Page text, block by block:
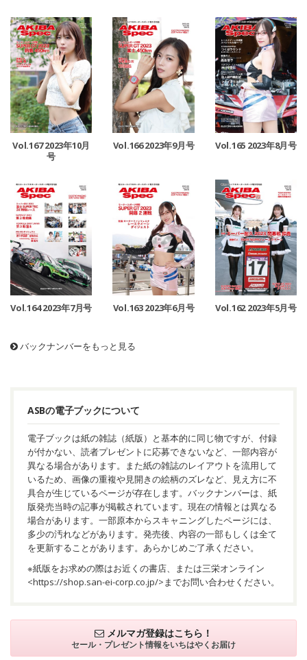
Vol.167 2023年10月
号
Vol.166 2023年9月号 Vol.165 2023年8月号
Vol.164 2023年7月号 Vol.163 2023年6月号 Vol.162 2023年5月号
バックナンバーをもっと見る
ASBの電子ブックについて
電子ブックは紙の雑誌（紙版）と基本的に同じ物ですが、付録
が付かない、読者プレゼントに応募できないなど、一部内容が
異なる場合があります。また紙の雑誌のレイアウトを流用して
いるため、画像の重複や見開きの絵柄のズレなど、見え方に不
具合が生じているページが存在します。バックナンバーは、紙
版発売当時の記事が掲載されています。現在の情報とは異なる
場合があります。一部原本からスキャニングしたページには、
多少の汚れなどがあります。発売後、内容の一部もしくは全て
を更新することがあります。あらかじめご了承ください。
※紙版をお求めの際はお近くの書店、または三栄オンライン
<https://shop.san-ei-corp.co.jp/>までお問い合わせください。
メルマガ登録はこちら！
セール・プレゼント情報をいちはやくお届け